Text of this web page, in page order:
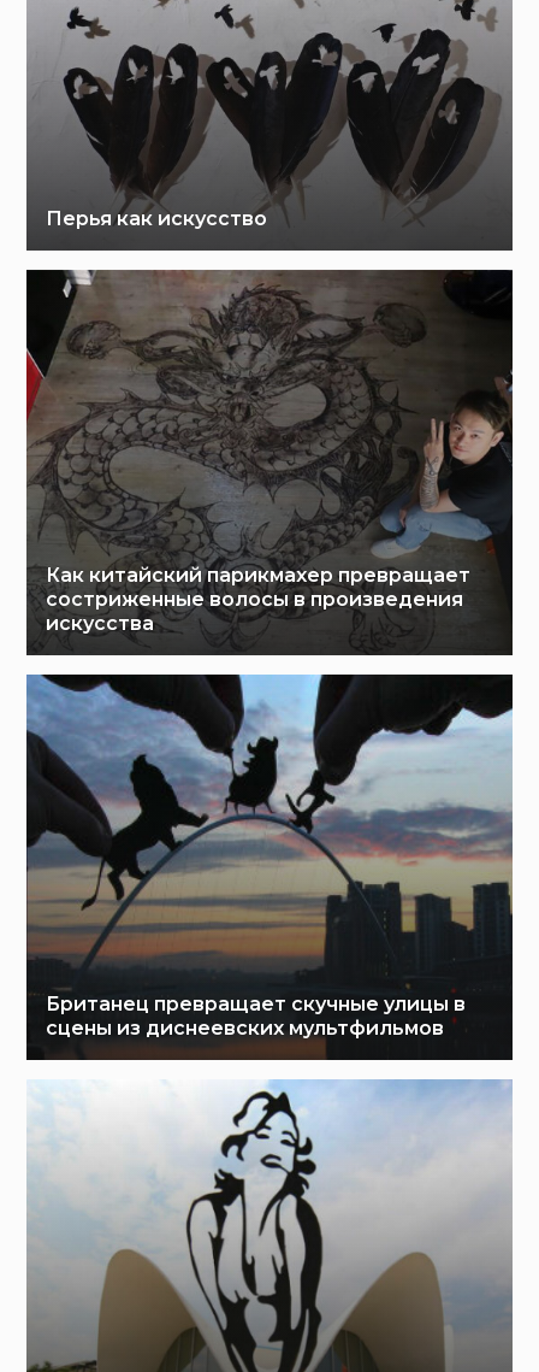
Перья как искусство
Как китайский парикмахер превращает
состриженные волосы в произведения
искусства
Британец превращает скучные улицы в
сцены из диснеевских мультфильмов